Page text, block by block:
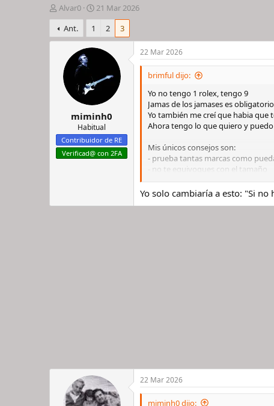
I
n
i
c
h
i
l
Alvar0
F
e
h
a
i
i
c
i
o
21 Mar 2026
Ant.
1 2 3
miminh0
Habitual
Contribuidor de RE
Verificad@ con 2FA
22 Mar 2026
brimful dijo:
Yo no tengo 1 rolex, tengo 9
Jamas de los jamases es
Yo también me creí que habia
Ahora tengo lo que quiero y
Mis únicos consejos son:
- prueba tantas marcas como
- no te equivoques con el tamaño
- compra lo más barato que puedas
- vende cuanto antes si no hay
- no compres homenajes, sólo
Yo solo cambiaría a esto: "Si
22 Mar 2026
miminh0 dijo: